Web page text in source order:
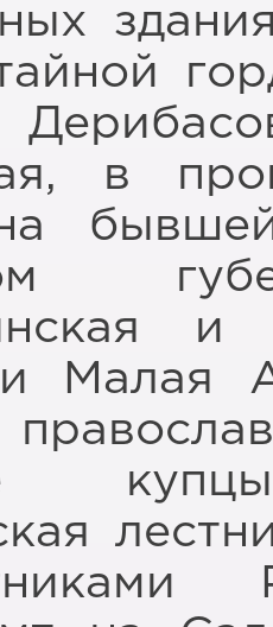
в
и
Малая